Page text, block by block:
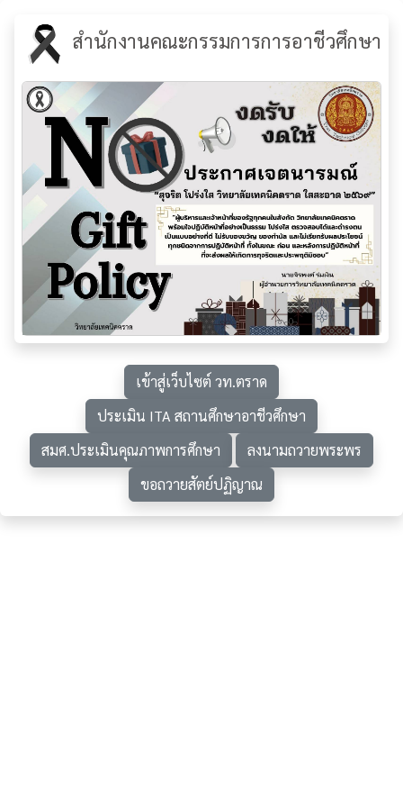
สำนักงานคณะกรรมการการอาชีวศึกษา
เข้าสู่เว็บไซต์ วท.ตราด
ประเมิน ITA สถานศึกษาอาชีวศึกษา
สมศ.ประเมินคุณภาพการศึกษา
ลงนามถวายพระพร
ขอถวายสัตย์ปฏิญาณ